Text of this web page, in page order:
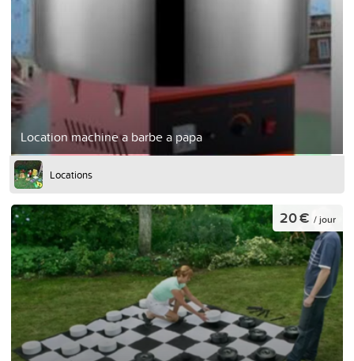
Location machine a barbe a papa
Locations
20 € / jour